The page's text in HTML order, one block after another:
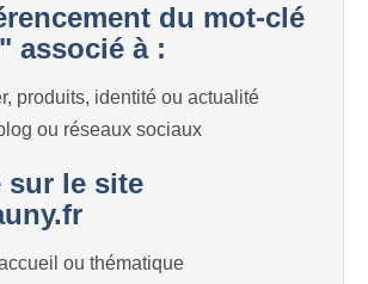
du mot-clé
associé à :
produits, identité ou actualité
ou réseaux sociaux
sur le site
ou thématique